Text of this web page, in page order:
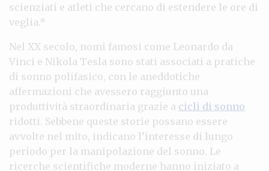
scienziati e atleti che cercano di estendere le ore di
veglia.*
Nel XX secolo, nomi famosi come Leonardo da
Vinci e Nikola Tesla sono stati associati a pratiche
di sonno polifasico, con le aneddotiche
affermazioni che avessero raggiunto una
produttività straordinaria grazie a cicli di sonno
ridotti. Sebbene queste storie possano essere
avvolte nel mito, indicano l’interesse di lungo
periodo per la manipolazione del sonno. Le
ricerche scientifiche moderne hanno iniziato a